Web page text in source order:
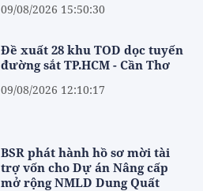
09/08/2026 15:50:30
Đề xuất 28 khu TOD dọc tuyến
đường sắt TP.HCM - Cần Thơ
09/08/2026 12:10:17
BSR phát hành hồ sơ mời tài
trợ vốn cho Dự án Nâng cấp
mở rộng NMLD Dung Quất